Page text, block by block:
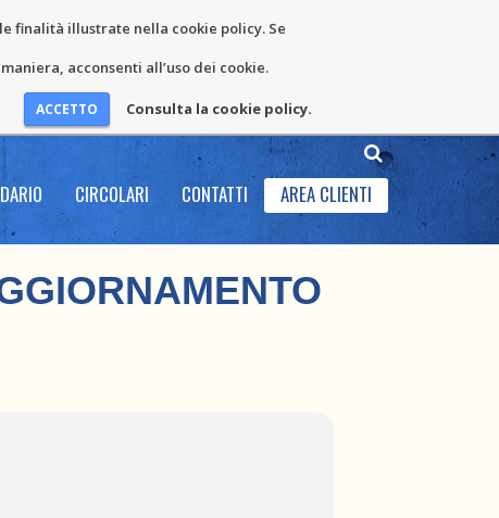
finalità illustrate nella cookie policy. Se
acconsenti all’uso dei cookie.
Consulta la cookie policy.
CIRCOLARI CONTATTI AREA CLIENTI